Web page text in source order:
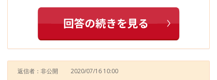
返信者：非公開 2020/07/16 10:00